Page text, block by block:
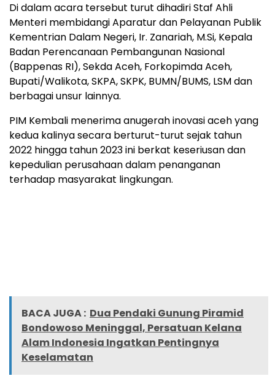
Di dalam acara tersebut turut dihadiri Staf Ahli
Menteri membidangi Aparatur dan Pelayanan Publik
Kementrian Dalam Negeri, Ir. Zanariah, M.Si, Kepala
Badan Perencanaan Pembangunan Nasional
(Bappenas RI), Sekda Aceh, Forkopimda Aceh,
Bupati/Walikota, SKPA, SKPK, BUMN/BUMS, LSM dan
berbagai unsur lainnya.
PIM Kembali menerima anugerah inovasi aceh yang
kedua kalinya secara berturut-turut sejak tahun
2022 hingga tahun 2023 ini berkat keseriusan dan
kepedulian perusahaan dalam penanganan
terhadap masyarakat lingkungan.
BACA JUGA : Dua Pendaki Gunung Piramid
Bondowoso Meninggal, Persatuan Kelana
Alam Indonesia Ingatkan Pentingnya
Keselamatan